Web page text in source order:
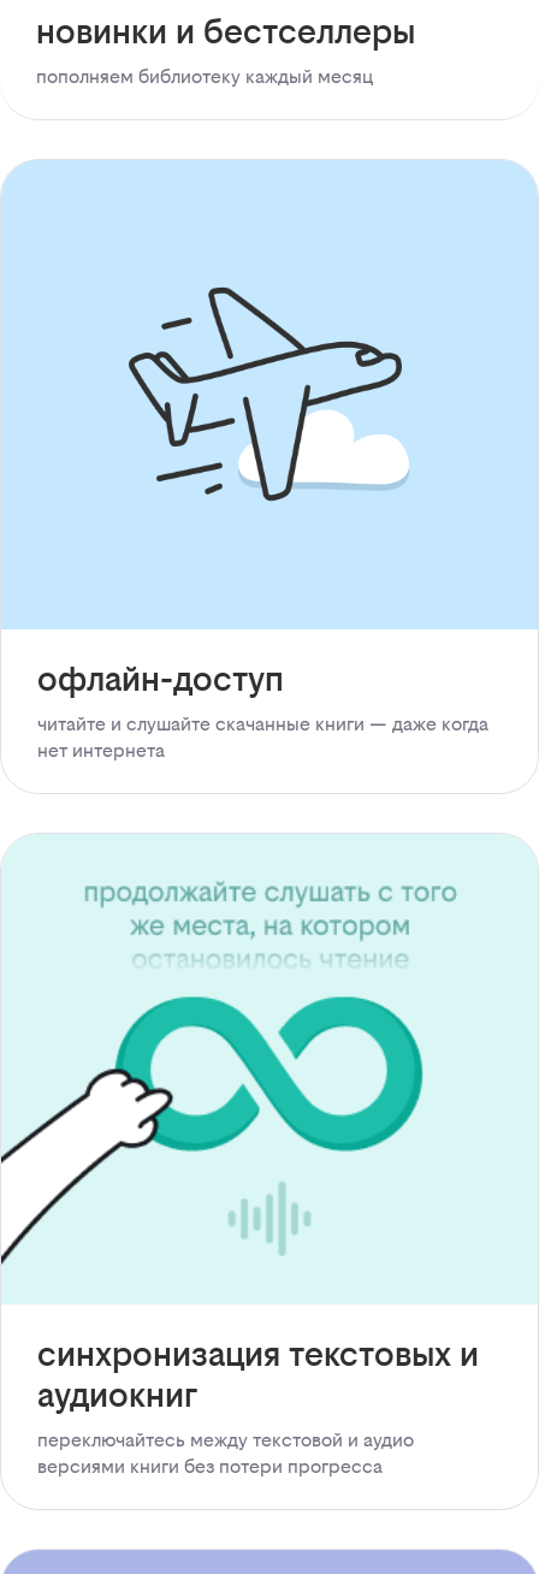
новинки и бестселлеры
пополняем библиотеку каждый месяц
офлайн-доступ
читайте и слушайте скачанные книги — даже когда
нет интернета
синхронизация текстовых и
аудиокниг
переключайтесь между текстовой и аудио
версиями книги без потери прогресса